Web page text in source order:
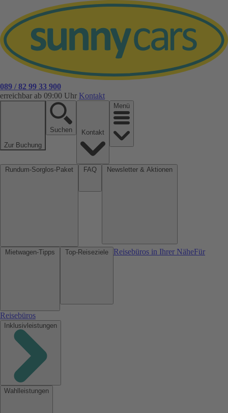
089 / 82 99 33 900
erreichbar ab 09:00 Uhr Kontakt
Zur Buchung
Suchen
Menü
Reisebüros in Ihrer NäheFür
Reisebüros
Inklusivleistungen
Wahlleistungen